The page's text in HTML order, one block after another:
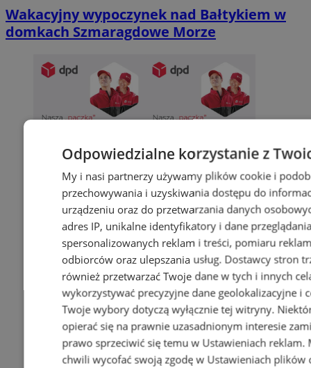
Wakacyjny wypoczynek nad Bałtykiem w
domkach Szmaragdowe Morze
Odpowiedzialne korzystanie z
My i nasi partnerzy używamy plików cookie i
przechowywania i uzyskiwania dostępu do
urządzeniu oraz do przetwarzania danych
adres IP, unikalne identyfikatory i dane
spersonalizowanych reklam i treści, pomiaru
odbiorców oraz ulepszania usług. Dostawcy stron
również przetwarzać Twoje dane w tych i innych
wykorzystywać precyzyjne dane geolokalizacyjne i
Twoje wybory dotyczą wyłącznie tej witryny.
opierać się na prawnie uzasadnionym interesie
prawo sprzeciwić się temu w Ustawieniach reklam.
chwili wycofać swoją zgodę w Ustawieniach plików